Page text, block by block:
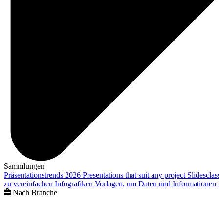
Sammlungen
Präsentationstrends 2026 Presentations that suit any project
zu vereinfachen Infografiken Vorlagen, um Daten und
Nach Branche